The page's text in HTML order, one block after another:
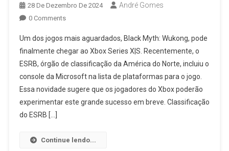
28 De Dezembro De 2024 André Gomes
0 Comments
Um dos jogos mais aguardados, Black Myth: Wukong, pode
finalmente chegar ao Xbox Series X|S. Recentemente, o
ESRB, órgão de classificação da América do Norte, incluiu o
console da Microsoft na lista de plataformas para o jogo.
Essa novidade sugere que os jogadores do Xbox poderão
experimentar este grande sucesso em breve. Classificação
do ESRB […]
Continue lendo...